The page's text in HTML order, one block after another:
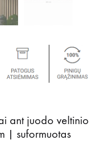
ant juodo veltinio
| suformuotas